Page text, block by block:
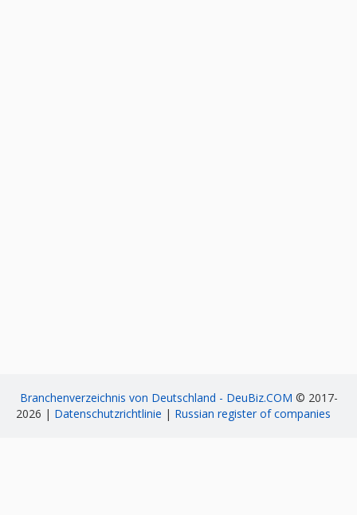
Branchenverzeichnis von Deutschland - DeuBiz.COM © 2017-
2026 | Datenschutzrichtlinie | Russian register of companies